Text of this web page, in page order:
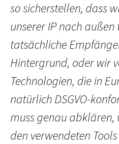
so sicherstellen, dass
unserer IP nach
tatsächliche
Hintergrund, oder wir
Technologien, die in
natürlich DSGVO-
muss genau abklären,
den verwendeten